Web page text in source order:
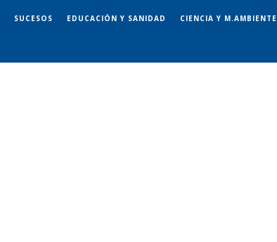
SUCESOS EDUCACIÓN Y SANIDAD CIENCIA Y M.AMBIENTE